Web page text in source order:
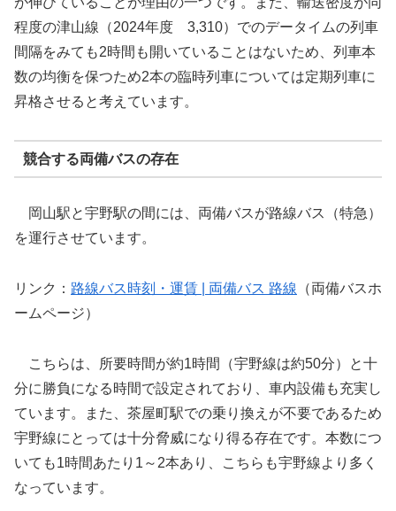
程度の津山線（2024年度 3,310）でのデータイムの列車
間隔をみても2時間も開いていることはないため、列車本
数の均衡を保つため2本の臨時列車については定期列車に
昇格させると考えています。
競合する両備バスの存在
岡山駅と宇野駅の間には、両備バスが路線バス（特急）
を運行させています。
リンク： 路線バス時刻・運賃 | 両備バス 路線 （両備バスホ
ームページ）
こちらは、所要時間が約1時間（宇野線は約50分）と十
分に勝負になる時間で設定されており、車内設備も充実し
ています。また、茶屋町駅での乗り換えが不要であるため
宇野線にとっては十分脅威になり得る存在です。本数につ
いても1時間あたり1～2本あり、こちらも宇野線より多く
なっています。